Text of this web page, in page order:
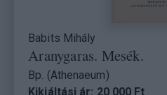
Babits Mihály
Aranygaras. Mesék.
Bp. (Athenaeum)
Kikiáltási ár: 20 000 Ft